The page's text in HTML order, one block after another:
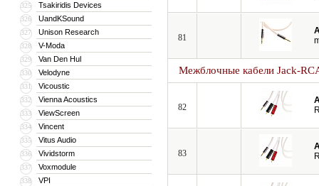
325 Tsakiridis Devices
326 UandKSound
327 Unison Research
328 V-Moda
329 Van Den Hul
330 Velodyne
331 Vicoustic
332 Vienna Acoustics
333 ViewScreen
334 Vincent
335 Vitus Audio
336 Vividstorm
337 Voxmodule
338 VPI
81
Межблочные кабели Jack-
82
83